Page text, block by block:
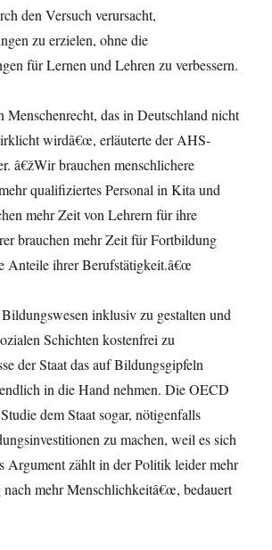
den Versuch verursacht,
zu erzielen, ohne die
für Lernen und Lehren zu verbessern.
Menschenrecht, das in Deutschland nicht
wirdâ€œ, erläuterte der AHS-
â€žWir brauchen menschlichere
qualifiziertes Personal in Kita und
mehr Zeit von Lehrern für ihre
brauchen mehr Zeit für Fortbildung
Anteile ihrer Berufstätigkeit.â€œ
inklusiv zu gestalten und
Schichten kostenfrei zu
der Staat das auf Bildungsgipfeln
in die Hand nehmen. Die OECD
dem Staat sogar, nötigenfalls
zu machen, weil es sich
Argument zählt in der Politik leider mehr
nach mehr Menschlichkeitâ€œ, bedauert